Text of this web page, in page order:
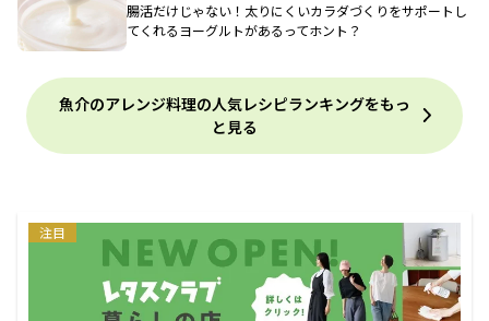
腸活だけじゃない！太りにくいカラダづくりをサポートし
てくれるヨーグルトがあるってホント？
魚介のアレンジ料理の人気レシピランキングをもっ
と見る
注目